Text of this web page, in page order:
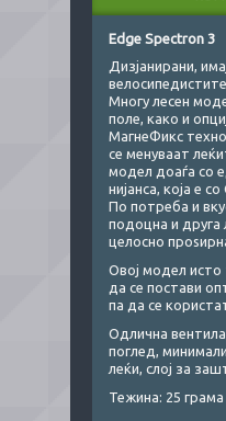
Edge Spectron 3
Дизјанирани,
Многу лесен
поле, како и
МагнеФикс
се менуваат
модел доаѓа со
нијанса, која е
По потреба и
подоцна и друга
целосно
Овој модел исто
да се постави
па да се
Одлична
поглед,
леќи, слој за
Тежина: 25 грама